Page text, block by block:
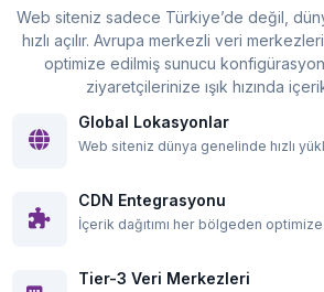
Web siteniz sadece Türkiye’de değil,
hızlı açılır. Avrupa merkezli veri
optimize edilmiş sunucu
ziyaretçilerinize ışık hızında
Global Lokasyonlar
Web siteniz dünya genelinde hızlı
CDN Entegrasyonu
İçerik dağıtımı her bölgeden
Tier-3 Veri Merkezleri